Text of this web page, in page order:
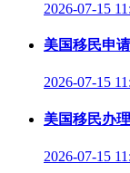
2026-07-15
美国移民申
2026-07-15
美国移民办
2026-07-15